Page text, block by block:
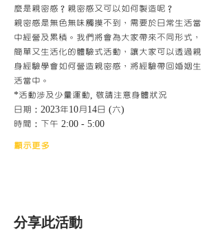
麼是親密感？親密感又可以如何製造呢？
親密感是無色無味觸摸不到，需要於日常生活當
中經營及累積。我們將會為大家帶來不同形式，
簡單又生活化的體驗式活動，讓大家可以透過親
身經驗學會如何營造親密感，將經驗帶回婚姻生
活當中。
*活動涉及少量運動, 敬請注意身體狀況
日期：2023年10月14日 (六)
時間：下午 2:00 - 5:00
顯示更多
分享此活動